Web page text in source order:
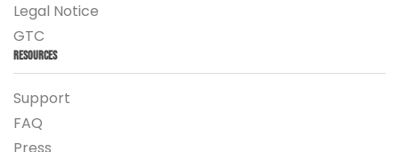
Legal Notice
GTC
Resources
Support
FAQ